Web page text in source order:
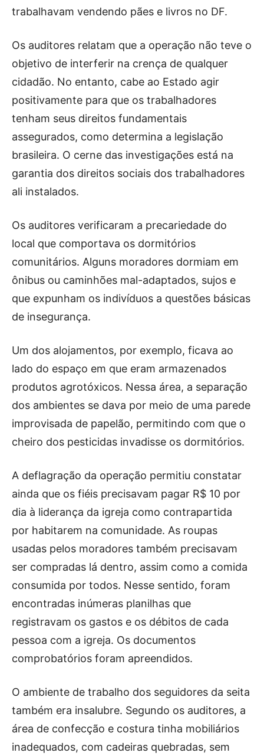
trabalhavam vendendo pães e livros no DF.
Os auditores relatam que a operação não teve o
objetivo de interferir na crença de qualquer
cidadão. No entanto, cabe ao Estado agir
positivamente para que os trabalhadores
tenham seus direitos fundamentais
assegurados, como determina a legislação
brasileira. O cerne das investigações está na
garantia dos direitos sociais dos trabalhadores
ali instalados.
Os auditores verificaram a precariedade do
local que comportava os dormitórios
comunitários. Alguns moradores dormiam em
ônibus ou caminhões mal-adaptados, sujos e
que expunham os indivíduos a questões básicas
de insegurança.
Um dos alojamentos, por exemplo, ficava ao
lado do espaço em que eram armazenados
produtos agrotóxicos. Nessa área, a separação
dos ambientes se dava por meio de uma parede
improvisada de papelão, permitindo com que o
cheiro dos pesticidas invadisse os dormitórios.
A deflagração da operação permitiu constatar
ainda que os fiéis precisavam pagar R$ 10 por
dia à liderança da igreja como contrapartida
por habitarem na comunidade. As roupas
usadas pelos moradores também precisavam
ser compradas lá dentro, assim como a comida
consumida por todos. Nesse sentido, foram
encontradas inúmeras planilhas que
registravam os gastos e os débitos de cada
pessoa com a igreja. Os documentos
comprobatórios foram apreendidos.
O ambiente de trabalho dos seguidores da seita
também era insalubre. Segundo os auditores, a
área de confecção e costura tinha mobiliários
inadequados, com cadeiras quebradas, sem